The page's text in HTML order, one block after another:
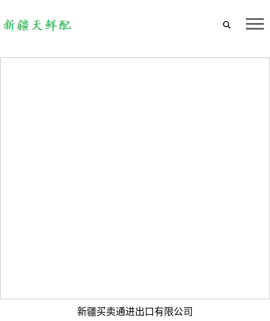
新疆买卖通进出口有限公司